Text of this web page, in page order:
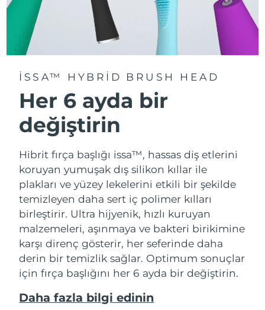
ISSA™ HYBRID BRUSH HEAD
Her 6 ayda bir
değiştirin
Hibrit fırça başlığı issa™, hassas diş etlerini
koruyan yumuşak dış silikon kıllar ile
plakları ve yüzey lekelerini etkili bir şekilde
temizleyen daha sert iç polimer kılları
birleştirir. Ultra hijyenik, hızlı kuruyan
malzemeleri, aşınmaya ve bakteri birikimine
karşı direnç gösterir, her seferinde daha
derin bir temizlik sağlar. Optimum sonuçlar
için fırça başlığını her 6 ayda bir değiştirin.
Daha fazla bilgi edinin